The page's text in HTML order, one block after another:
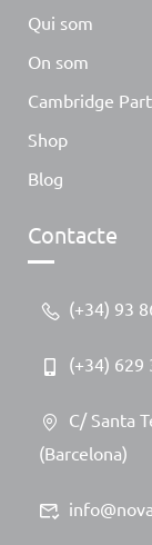
Qui som
On som
Cambridge
Shop
Blog
Contacte
(+34) 93
(+34) 629
C/ Santa
(Barcelona)